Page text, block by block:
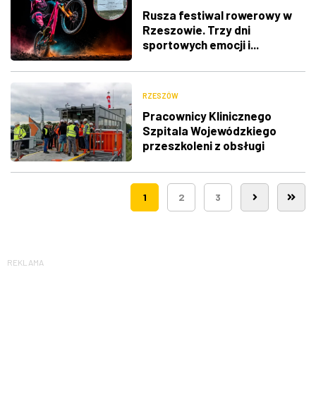
Rusza festiwal rowerowy w
Rzeszowie. Trzy dni
sportowych emocji i...
RZESZÓW
Pracownicy Klinicznego
Szpitala Wojewódzkiego
przeszkoleni z obsługi
śmigłowców LPR
1 2 3
REKLAMA